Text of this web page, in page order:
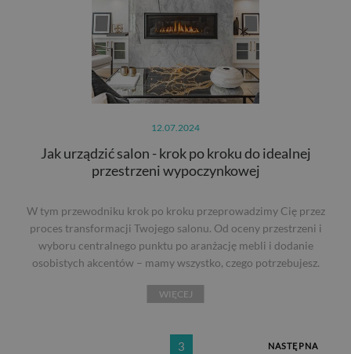
12.07.2024
Jak urządzić salon - krok po kroku do idealnej
przestrzeni wypoczynkowej
W tym przewodniku krok po kroku przeprowadzimy Cię przez
proces transformacji Twojego salonu. Od oceny przestrzeni i
wyboru centralnego punktu po aranżację mebli i dodanie
osobistych akcentów – mamy wszystko, czego potrzebujesz.
WIĘCEJ
3 NASTĘPNA